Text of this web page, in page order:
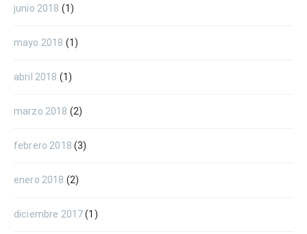
junio 2018 (1)
mayo 2018 (1)
abril 2018 (1)
marzo 2018 (2)
febrero 2018 (3)
enero 2018 (2)
diciembre 2017(1)